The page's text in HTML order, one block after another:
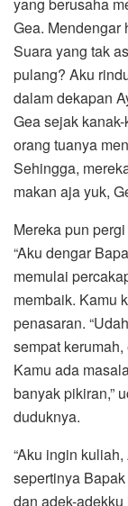
yang berusaha
Gea. Mendengar
Suara yang tak
pulang? Aku
dalam dekapan
Gea sejak
orang tuanya
Sehingga,
makan aja yuk,
Mereka pun
“Aku dengar
memulai
membaik. Kamu
penasaran.
sempat
Kamu ada
banyak pikiran,”
duduknya.
“Aku ingin
sepertinya
dan adek-